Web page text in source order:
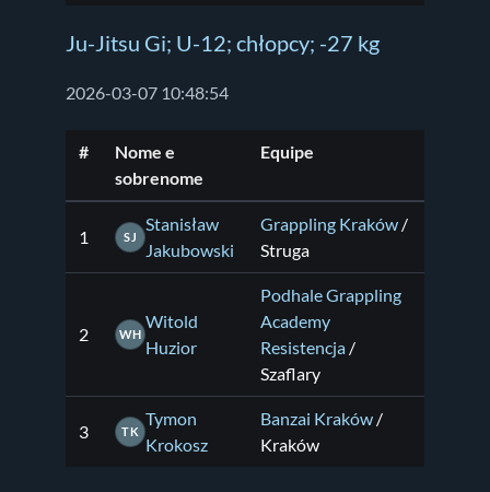
Ju-Jitsu Gi; U-12; chłopcy; -27 kg
2026-03-07 10:48:54
#
Nome e
sobrenome
Equipe
1 SJ
Stanisław
Jakubowski
Grappling Kraków /
Struga
2 WH
Witold
Huzior
Podhale Grappling
Academy
Resistencja /
Szaflary
3 TK
Tymon
Krokosz
Banzai Kraków /
Kraków